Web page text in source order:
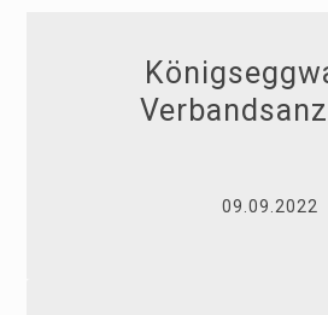
09.09.2022